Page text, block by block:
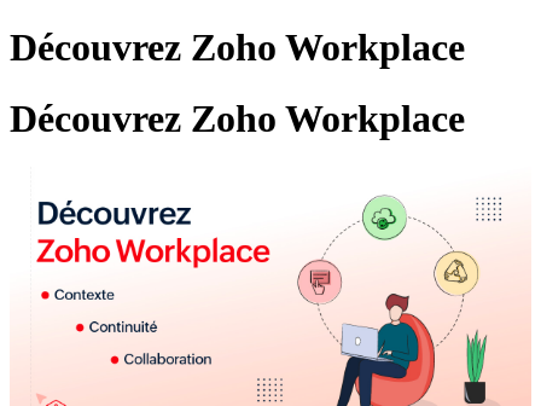
Découvrez Zoho Workplace
Découvrez Zoho Workplace